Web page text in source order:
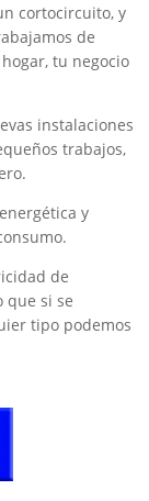
cortocircuito, y
de
tu negocio
instalaciones
trabajos,
y
de
que si se
tipo podemos